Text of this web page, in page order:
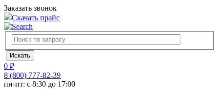
Заказать звонок
Скачать прайс
0 ₽
8 (800) 777-82-39
пн-пт: с 8:30 до 17:00